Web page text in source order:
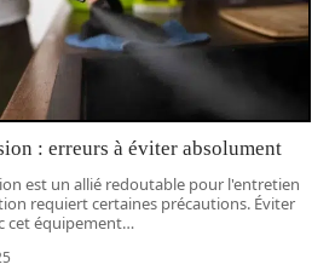
: erreurs à éviter absolument
est un allié redoutable pour l'entretien
requiert certaines précautions. Éviter
cet équipement…